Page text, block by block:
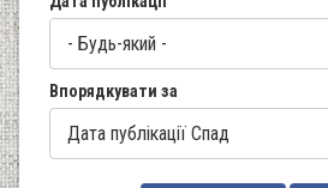
Впорядкувати за